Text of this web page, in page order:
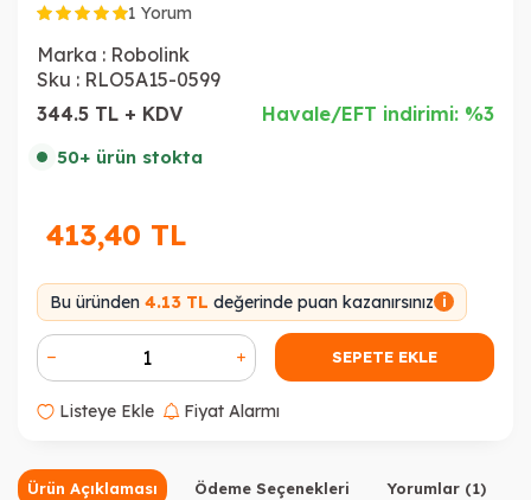
1 Yorum
Marka : Robolink
Sku : RLO5A15-0599
344.5 TL + KDV
Havale/EFT indirimi: %3
50+ ürün stokta
413,40 TL
Bu üründen 4.13 TL değerinde puan kazanırsınız i
SEPETE EKLE
Listeye Ekle Fiyat Alarmı
Ürün Açıklaması Ödeme Seçenekleri Yorumlar (1)